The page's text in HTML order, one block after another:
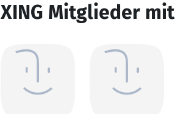
XING Mitglieder